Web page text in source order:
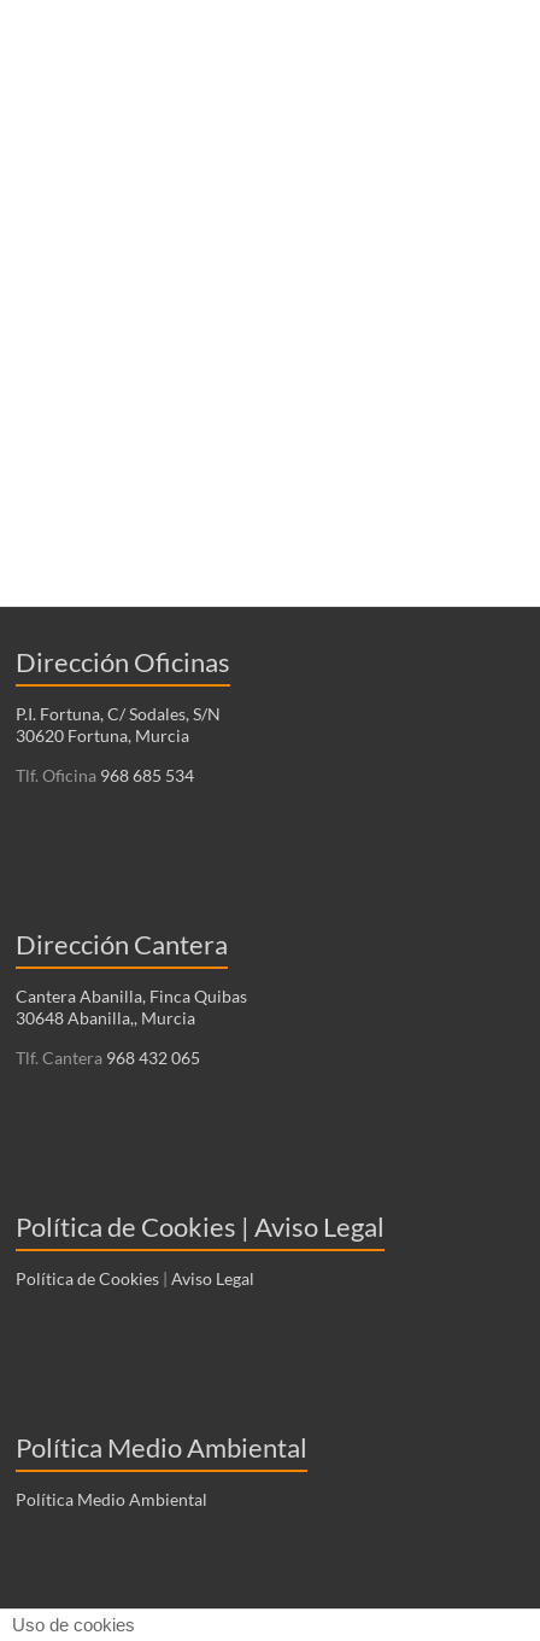
Dirección Oficinas
P.I. Fortuna, C/ Sodales, S/N
30620 Fortuna, Murcia
Tlf. Oficina 968 685 534
Dirección Cantera
Cantera Abanilla, Finca Quibas
30648 Abanilla,, Murcia
Tlf. Cantera 968 432 065
Política de Cookies | Aviso Legal
Política de Cookies |Aviso Legal
Política Medio Ambiental
Política Medio Ambiental
Uso de cookies